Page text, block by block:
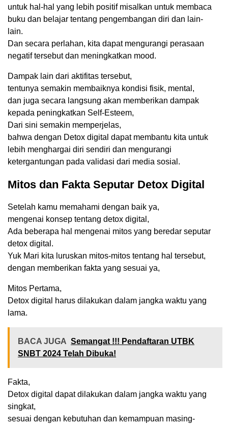
untuk hal-hal yang lebih positif misalkan untuk membaca
buku dan belajar tentang pengembangan diri dan lain-
lain.
Dan secara perlahan, kita dapat mengurangi perasaan
negatif tersebut dan meningkatkan mood.
Dampak lain dari aktifitas tersebut,
tentunya semakin membaiknya kondisi fisik, mental,
dan juga secara langsung akan memberikan dampak
kepada peningkatkan Self-Esteem,
Dari sini semakin memperjelas,
bahwa dengan Detox digital dapat membantu kita untuk
lebih menghargai diri sendiri dan mengurangi
ketergantungan pada validasi dari media sosial.
Mitos dan Fakta Seputar Detox Digital
Setelah kamu memahami dengan baik ya,
mengenai konsep tentang detox digital,
Ada beberapa hal mengenai mitos yang beredar seputar
detox digital.
Yuk Mari kita luruskan mitos-mitos tentang hal tersebut,
dengan memberikan fakta yang sesuai ya,
Mitos Pertama,
Detox digital harus dilakukan dalam jangka waktu yang
lama.
BACA JUGA Semangat !!! Pendaftaran UTBK
SNBT 2024 Telah Dibuka!
Fakta,
Detox digital dapat dilakukan dalam jangka waktu yang
singkat,
sesuai dengan kebutuhan dan kemampuan masing-